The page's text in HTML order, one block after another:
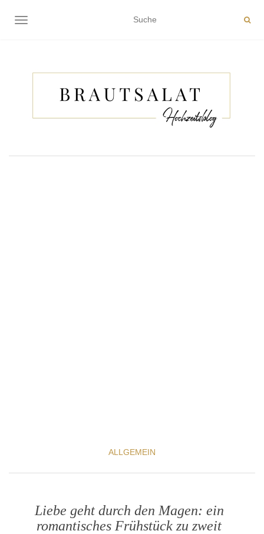
NAVIGATION EIN-/AUSSCHALTEN
ALLGEMEIN
Liebe geht durch den Magen: ein
romantisches Frühstück zu zweit